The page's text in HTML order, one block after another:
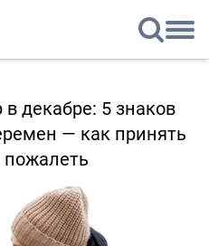
декабре: 5 знаков
— как принять